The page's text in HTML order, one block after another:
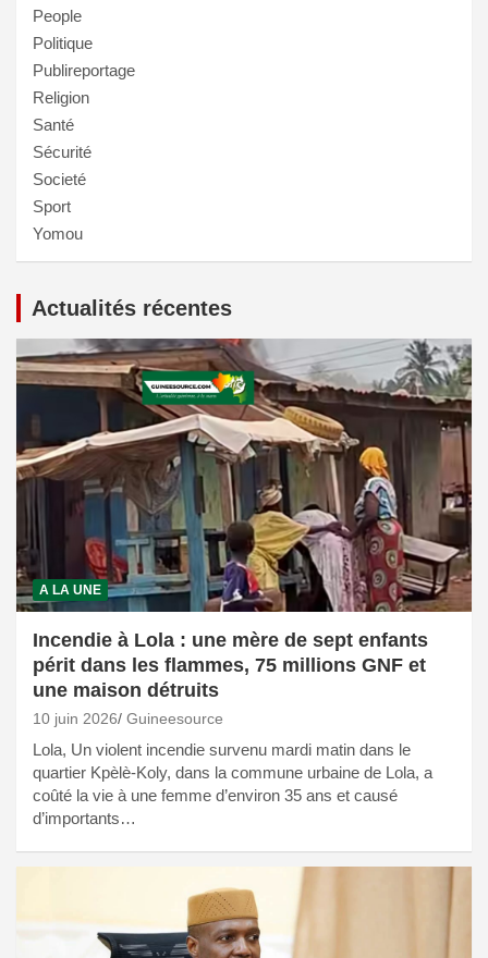
People
Politique
Publireportage
Religion
Santé
Sécurité
Societé
Sport
Yomou
Actualités récentes
A LA UNE
Incendie à Lola : une mère de sept enfants
périt dans les flammes, 75 millions GNF et
une maison détruits
10 juin 2026 Guineesource
Lola, Un violent incendie survenu mardi matin dans le
quartier Kpèlè-Koly, dans la commune urbaine de Lola, a
coûté la vie à une femme d’environ 35 ans et causé
d’importants…